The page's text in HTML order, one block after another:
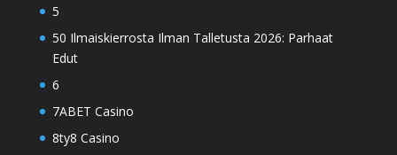
5
50 Ilmaiskierrosta Ilman Talletusta 2026: Parhaat
Edut
6
7ABET Casino
8ty8 Casino